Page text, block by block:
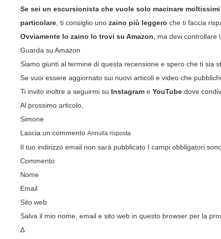
Se sei un escursionista che vuole solo macinare
particolare , ti consiglio uno zaino più leggero che ti faccia
Ovviamente lo zaino lo trovi su Amazon , ma devi controllare
Guarda su Amazon
Siamo giunti al termine di questa recensione e spero che ti sia
Se vuoi essere aggiornato sui nuovi articoli e video che
Ti invito inoltre a seguirmi su Instagram e YouTube dove
Al prossimo articolo,
Simone
Lascia un commento Annulla risposta
Il tuo indirizzo email non sarà pubblicato I campi obbligatori
Commento
Nome
Email
Sito web
Salva il mio nome, email e sito web in questo browser per la
Δ